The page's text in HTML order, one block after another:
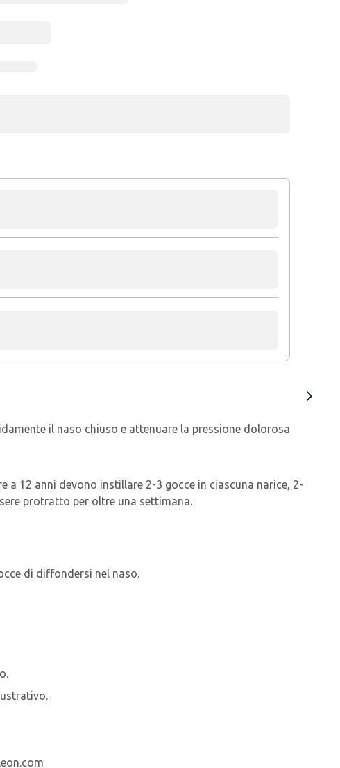
il naso chiuso e attenuare la pressione dolorosa
a 12 anni devono instillare 2-3 gocce in ciascuna narice, 2-
protratto per oltre una settimana.
di diffondersi nel naso.